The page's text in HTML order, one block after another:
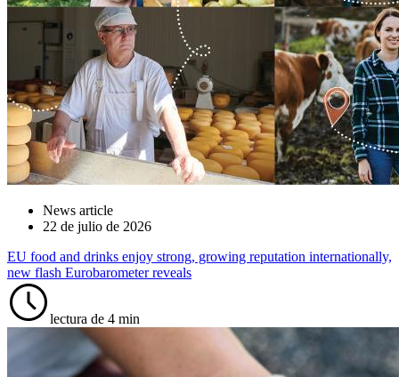
News article
22 de julio de 2026
EU food and drinks enjoy strong, growing reputation internationally,
new flash Eurobarometer reveals
lectura de 4 min